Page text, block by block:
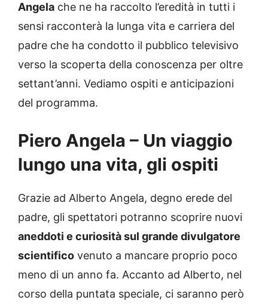
Angela che ne ha raccolto l’eredità in tutti i
sensi racconterà la lunga vita e carriera del
padre che ha condotto il pubblico televisivo
verso la scoperta della conoscenza per oltre
settant’anni. Vediamo ospiti e anticipazioni
del programma.
Piero Angela – Un viaggio
lungo una vita, gli ospiti
Grazie ad Alberto Angela, degno erede del
padre, gli spettatori potranno scoprire nuovi
aneddoti e curiosità sul grande divulgatore
scientifico venuto a mancare proprio poco
meno di un anno fa. Accanto ad Alberto, nel
corso della puntata speciale, ci saranno però